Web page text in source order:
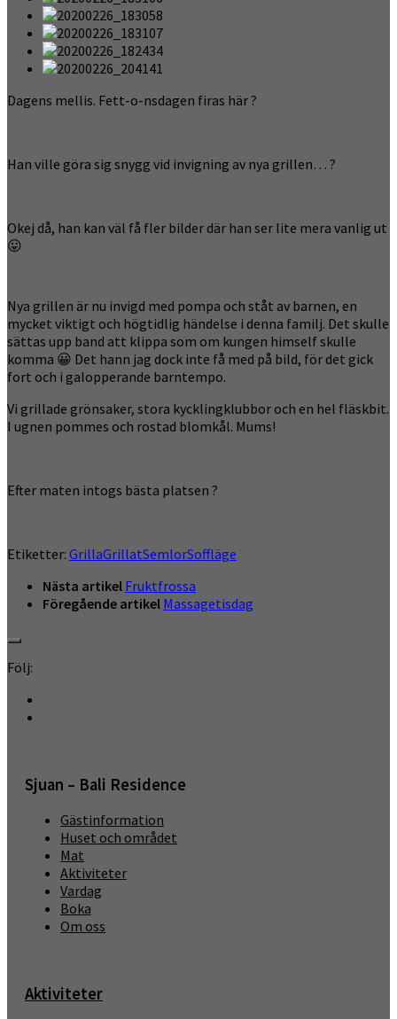
Dagens mellis. Fett-o-nsdagen firas här ?
Han ville göra sig snygg vid invigning av nya grillen… ?
Okej då, han kan väl få fler bilder där han ser lite mera vanlig ut
😛
Nya grillen är nu invigd med pompa och ståt av barnen, en
mycket viktigt och högtidlig händelse i denna familj. Det skulle
sättas upp band att klippa som om kungen himself skulle
komma 😀 Det hann jag dock inte få med på bild, för det gick
fort och i galopperande barntempo.
Vi grillade grönsaker, stora kycklingklubbor och en hel fläskbit.
I ugnen pommes och rostad blomkål. Mums!
Efter maten intogs bästa platsen ?
Etiketter: GrillaGrillatSemlorSoffläge
Nästa artikel Fruktfrossa
Föregående artikel Massagetisdag
Följ:
Sjuan – Bali Residence
Gästinformation
Huset och området
Mat
Aktiviteter
Vardag
Boka
Om oss
Aktiviteter